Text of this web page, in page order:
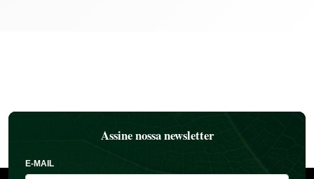
Assine nossa newsletter
E-MAIL